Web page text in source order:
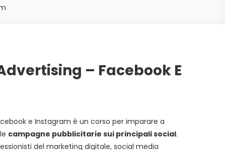
– Facebook E
e Instagram è un corso per imparare a
campagne pubblicitarie sui principali social.
del marketing digitale, social media